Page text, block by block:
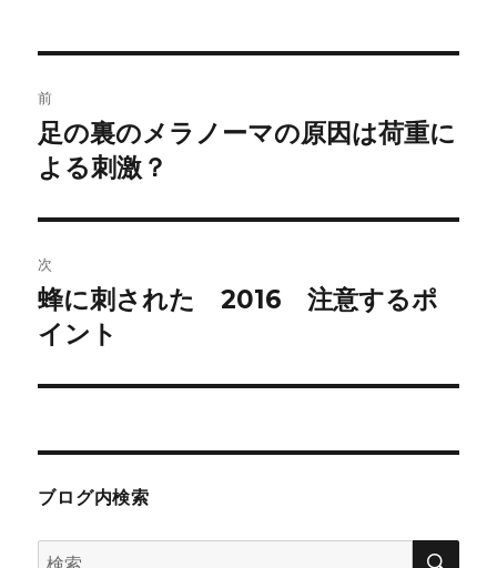
稿
ナ
ビ
ゲ
ー
シ
ン
前
前
の
稿:
足の裏のメラノーマの原因は荷重に
よる刺激？
次
次
の
稿:
蜂に刺された 2016 注意するポ
イント
ブログ内検索
検
検